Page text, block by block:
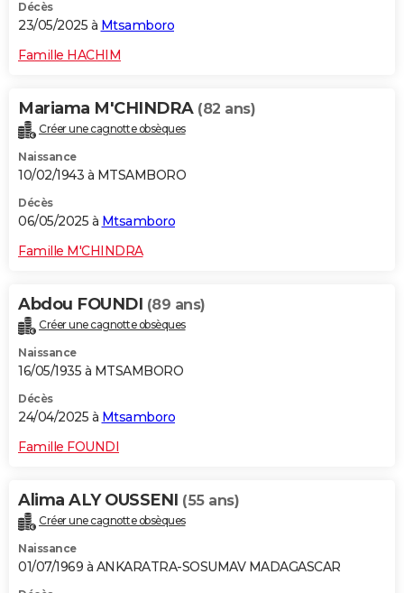
Décès
23/05/2025 à Mtsamboro
Famille HACHIM
Mariama M'CHINDRA (82 ans)
Créer une cagnotte obsèques
Naissance
10/02/1943 à MTSAMBORO
Décès
06/05/2025 à Mtsamboro
Famille M'CHINDRA
Abdou FOUNDI (89 ans)
Créer une cagnotte obsèques
Naissance
16/05/1935 à MTSAMBORO
Décès
24/04/2025 à Mtsamboro
Famille FOUNDI
Alima ALY OUSSENI (55 ans)
Créer une cagnotte obsèques
Naissance
01/07/1969 à ANKARATRA-SOSUMAV MADAGASCAR